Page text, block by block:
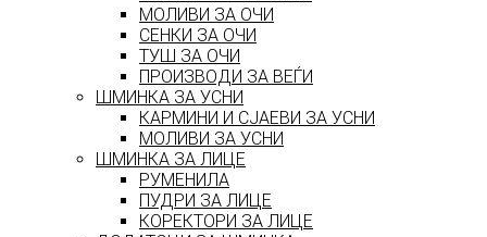
МОЛИВИ ЗА ОЧИ
СЕНКИ ЗА ОЧИ
ТУШ ЗА ОЧИ
ПРОИЗВОДИ ЗА ВЕЃИ
ШМИНКА ЗА УСНИ
КАРМИНИ И СЈАЕВИ ЗА УСНИ
МОЛИВИ ЗА УСНИ
ШМИНКА ЗА ЛИЦЕ
РУМЕНИЛА
ПУДРИ ЗА ЛИЦЕ
КОРЕКТОРИ ЗА ЛИЦЕ